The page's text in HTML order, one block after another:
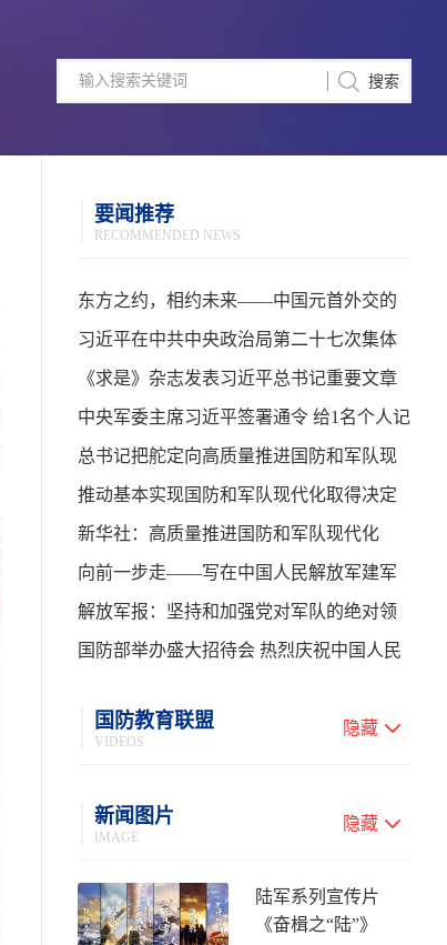
要闻推荐
RECOMMENDED NEWS
东方之约，相约未来——中国元首外交的
世界情怀与大国气派
习近平在中共中央政治局第二十七次集体
学习时强调 强化政治引领 深化创新发展 高
质量推进国防和军队现代化
《求是》杂志发表习近平总书记重要文章
中央军委主席习近平签署通令 给1名个人记
功
总书记把舵定向高质量推进国防和军队现
代化
推动基本实现国防和军队现代化取得决定
性进展——学习贯彻习主席在中共中央政
治局第二十七次集体学习时的重要讲话
新华社：高质量推进国防和军队现代化
向前一步走——写在中国人民解放军建军
99周年之际
解放军报：坚持和加强党对军队的绝对领
导 高质量推进国防和军队现代化
国防部举办盛大招待会 热烈庆祝中国人民
国防教育联盟
VIDEOS
隐藏
新闻图片
IMAGE
隐藏
陆军系列宣传片
《奋楫之“陆”》